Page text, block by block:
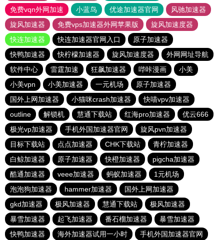
免费vqn外网加速
小蓝鸟 优途加速器官网
风驰加速器
旋风加速器
免费vps加速器外网苹果版
旋风加速度器
快连加速器
快连加速器官网入口
原子加速器
快鸭加速器
快柠檬加速器 旋风加速度器
外网网址导航
软件中心
雷霆加速 狂飙加速器 哔咔漫画
小美
小美vpn
小美加速器 一元机场
原子加速器
国外上网加速器
小猫咪crash加速器
快喵vpv加速器
outline
解锁机 慧通下载站 红海pro加速器
优云666
极光vp加速器
手机外国加速器官网
旋风pvn加速器
目标下载站
点点加速器 CHK下载站
青柠加速器
白鲸加速器
原子加速器 快橙加速器
pigcha加速器
酷通加速器
veee加速器 蚂蚁加速器
1元机场
泡泡狗加速器
hammer加速器
国外上网加速器
gkd加速器
极风加速器 慧通下载站
极风加速器
暴雪加速器
起飞加速器 番石榴加速器
暴雪加速器
快鸭加速器
海外加速器试用一小时 手机外国加速器官网